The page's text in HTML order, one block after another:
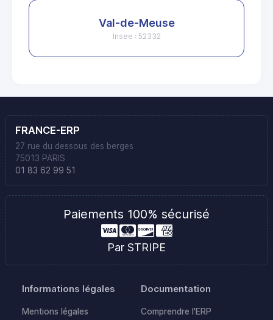
Val-de-Meuse
Insee : 52332
FRANCE-ERP
27 rue du dessous des berges
75013 PARIS
01 83 62 99 51
Paiements 100% sécurisé
Par STRIPE
Informations légales
Mentions légales
Documentation
Comprendre l'ERP